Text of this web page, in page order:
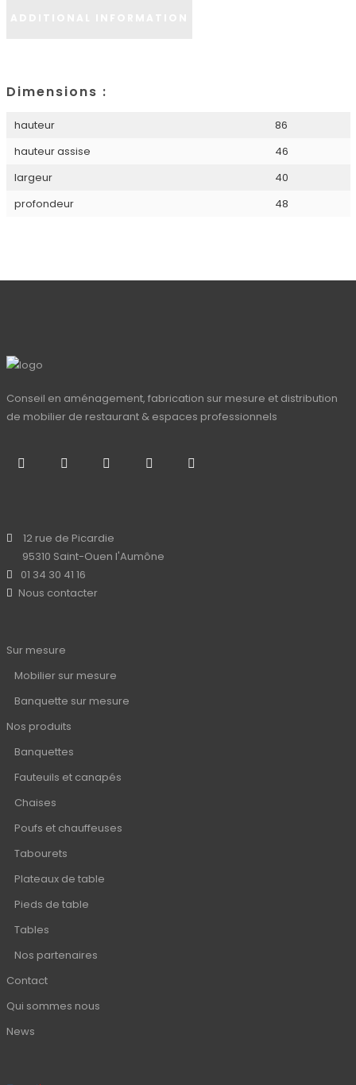
Dimensions :
hauteur
86
hauteur assise
46
largeur
40
profondeur
48
Conseil en aménagement, fabrication sur mesure et distribution
de mobilier de restaurant & espaces professionnels
12 rue de Picardie
95310 Saint-Ouen l'Aumône
01 34 30 41 16
Nous contacter
Sur mesure
Mobilier sur mesure
Banquette sur mesure
Nos produits
Banquettes
Fauteuils et canapés
Chaises
Poufs et chauffeuses
Tabourets
Plateaux de table
Pieds de table
Tables
Nos partenaires
Contact
Qui sommes nous
News